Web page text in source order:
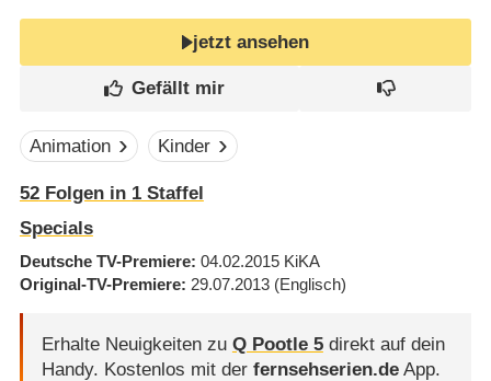
jetzt ansehen
Animation Kinder
52Folgen in 1Staffel
Specials
Deutsche TV-Premiere 04.02.2015 KiKA
Original-TV-Premiere 29.07.2013 (Englisch)
Erhalte Neuigkeiten zu Q Pootle 5direkt auf dein
Handy. Kostenlos mit der fernsehserien.deApp.